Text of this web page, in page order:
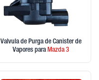
Valvula de Purga de Canister de
Vapores paraMazda3